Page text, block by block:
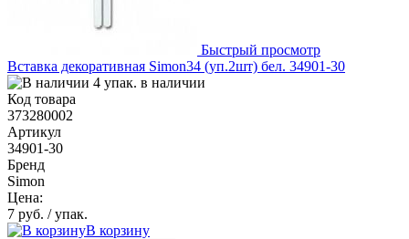
Быстрый просмотр
Вставка декоративная Simon34 (уп.2шт) бел. 34901-30
4 упак. в наличии
Код товара
373280002
Артикул
34901-30
Бренд
Simon
Цена:
7 руб. / упак.
В корзину